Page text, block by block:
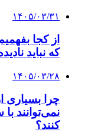
۱۴۰۵/۰۳/۳۱
که نباید
۱۴۰۵/۰۳/۲۸
چرا
نمی‌توانند
کنند؟